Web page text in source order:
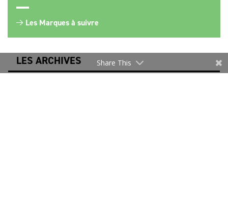
Les Marques à suivre
LES ARCHIVES Share This